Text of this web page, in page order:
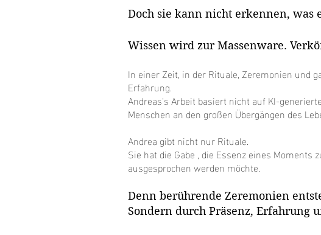
Doch sie kann nicht erkennen,
Wissen wird zur Massenware.
In einer Zeit, in der Rituale, Zeremonien und
Erfahrung.
Andreas's Arbeit basiert nicht auf KI-
Menschen an den großen Übergängen des
Andrea gibt nicht nur Rituale.
Sie hat die Gabe , die Essenz eines
ausgesprochen werden möchte.
Denn berührende Zeremonien
Sondern durch Präsenz, Erfahrung